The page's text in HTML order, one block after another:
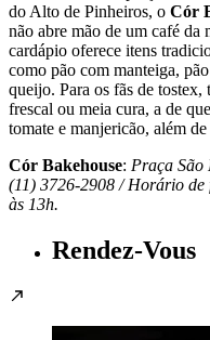
do Alto de Pinheiros, o Cór
não abre mão de um café da
cardápio oferece itens
como pão com manteiga,
queijo. Para os fãs de tostex,
frescal ou meia cura, a de
tomate e manjericão, além
Cór Bakehouse: Praça São
(11) 3726-2908 / Horário de
às 13h.
Rendez-Vous